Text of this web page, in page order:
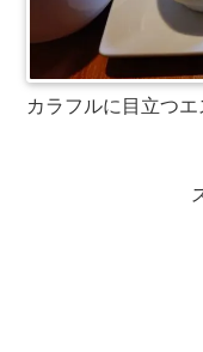
カラフルに目立つ